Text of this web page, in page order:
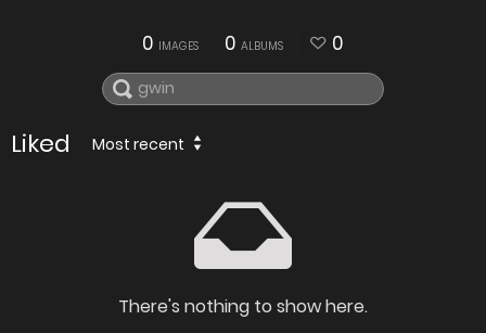
0 IMAGES 0 ALBUMS 0
Liked Most recent
There's nothing to show here.